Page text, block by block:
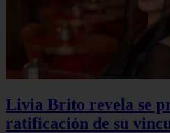
Livia Brito revela se
ratificación de su